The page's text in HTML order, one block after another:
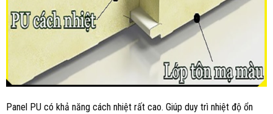
Panel PU có khả năng cách nhiệt rất cao. Giúp duy trì nhiệt độ ổn